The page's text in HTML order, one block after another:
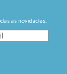
as novidades.